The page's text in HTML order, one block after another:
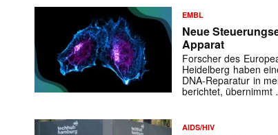
EMBL
Neue
Apparat
Forscher des
Heidelberg haben
DNA-Reparatur in
berichtet, übernimmt
AIDS/HIV